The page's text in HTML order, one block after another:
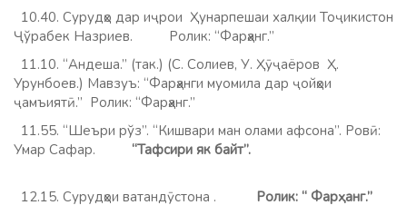
10.40. Сурудҳо дар иҷрои Ҳунарпешаи халқии Тоҷикистон
Ҷўрабек Назриев. Ролик: “Фарҳанг.”
11.10. “Андеша.” (так.) (С. Солиев, У. Ҳӯҷаёров Ҳ.
Урунбоев.) Мавзуъ: “Фарҳанги муомила дар ҷойҳои
ҷамъиятӣ.” Ролик: “Фарҳанг.”
11.55. “Шеъри рўз”. “Кишвари ман олами афсона”. Ровӣ:
Умар Сафар. “Тафсири як байт”.
12.15. Сурудҳои ватандӯстона . Ролик: “ Фарҳанг.”